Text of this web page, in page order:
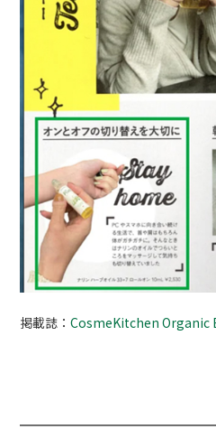
掲載誌：CosmeKitchen Organic